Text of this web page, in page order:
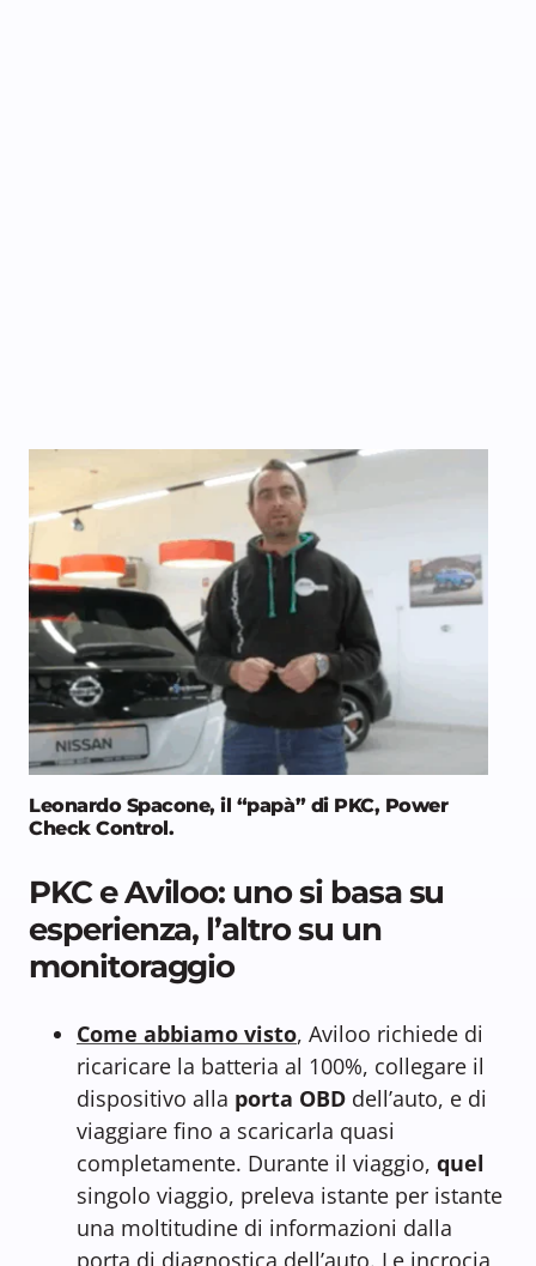
Leonardo Spacone, il “papà” di PKC, Power
Check Control.
PKC e Aviloo: uno si basa su
esperienza, l’altro su un
monitoraggio
Come abbiamo visto, Aviloo richiede di
ricaricare la batteria al 100%, collegare il
dispositivo alla porta OBD dell’auto, e di
viaggiare fino a scaricarla quasi
completamente. Durante il viaggio, quel
singolo viaggio, preleva istante per istante
una moltitudine di informazioni dalla
porta di diagnostica dell’auto. Le incrocia